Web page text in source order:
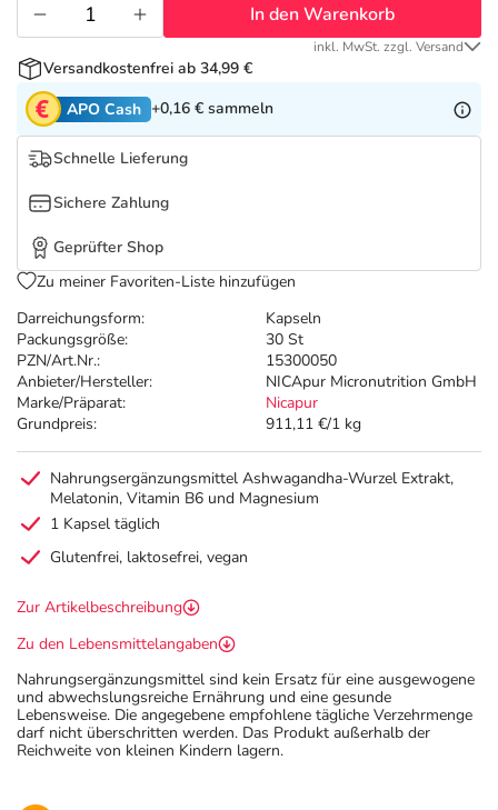
Tierapotheke
Vitamine & Mineralstoffe
Marken
Salus Deals
Darreichungsform:
Kapseln
Packungsgröße:
30 St
PZN/Art.Nr.:
15300050
Anbieter/Hersteller:
NICApur Micronutrition GmbH
Marke/Präparat:
Nicapur
Grundpreis:
911,11 €/1 kg
In den Warenkorb
inkl. MwSt. zzgl. Versand
Versandkostenfrei ab 34,99 €
APO Cash +0,16 € sammeln
Schnelle Lieferung
Sichere Zahlung
Geprüfter Shop
Zu meiner Favoriten-Liste hinzufügen
Nahrungsergänzungsmittel Ashwagandha-Wurzel Extrakt,
Melatonin, Vitamin B6 und Magnesium
1 Kapsel täglich
Glutenfrei, laktosefrei, vegan
Zur Artikelbeschreibung
Zu den Lebensmittelangaben
Nahrungsergänzungsmittel sind kein Ersatz für eine ausgewogene
und abwechslungsreiche Ernährung und eine gesunde
Lebensweise. Die angegebene empfohlene tägliche Verzehrmenge
darf nicht überschritten werden. Das Produkt außerhalb der
Reichweite von kleinen Kindern lagern.